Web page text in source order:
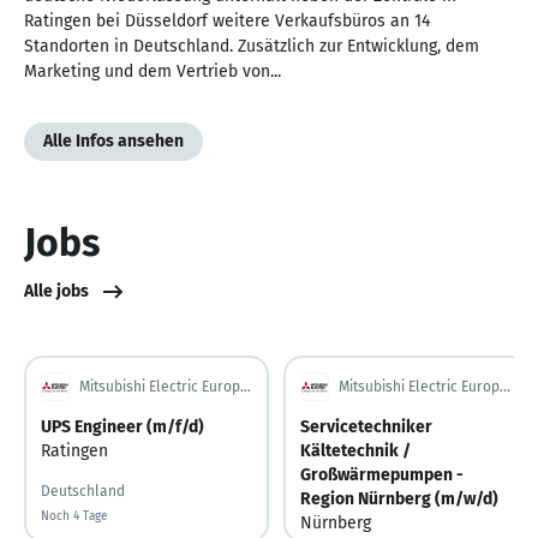
Ratingen bei Düsseldorf weitere Verkaufsbüros an 14
Standorten in Deutschland. Zusätzlich zur Entwicklung, dem
Marketing und dem Vertrieb von...
Alle Infos ansehen
Jobs
Alle jobs
Mitsubishi Electric Europe B.V.
UPS Engineer (m/f/d)
Ratingen
Deutschland
Noch 4 Tage
Noch 4 Tage
Mitsubishi Electric Europe B.V.
Servicetechniker
Kältetechnik /
Großwärmepumpen -
Region Nürnberg (m/w/d)
Nürnberg